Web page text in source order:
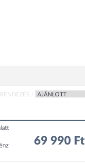
RENDEZÉS /
69 990 Ft